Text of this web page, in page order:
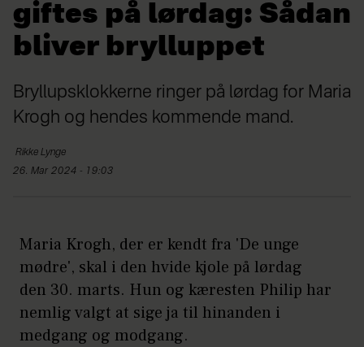
giftes på lørdag: Sådan
bliver brylluppet
Bryllupsklokkerne ringer på lørdag for Maria
Krogh og hendes kommende mand.
Rikke Lynge
26. Mar 2024 - 19:03
Maria Krogh, der er kendt fra 'De unge
mødre', skal i den hvide kjole på lørdag
den 30. marts. Hun og kæresten Philip har
nemlig valgt at sige ja til hinanden i
medgang og modgang.